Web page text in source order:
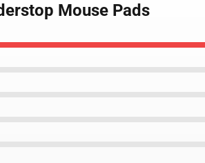
Mouse Pads